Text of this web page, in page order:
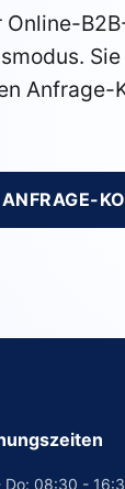
Online-
Anfrage-
Do: 08:30 -